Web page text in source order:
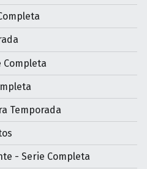
Completa
Temporada
- Serie Completa